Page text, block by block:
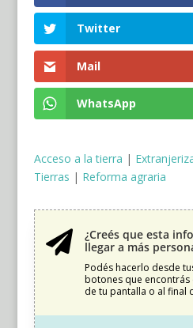
Twitter
Mail
WhatsApp
Acceso a la tierra |
Tierras | Reforma agraria

¿Creés que esta
llegar a más
Podés hacerlo desde
botones que
de tu pantalla o al final